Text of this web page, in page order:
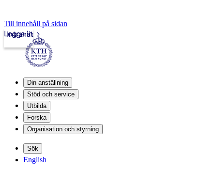
Till innehåll på sidan
Intranät
Logga in
Din anställning
Stöd och service
Utbilda
Forska
Organisation och styrning
Sök
English